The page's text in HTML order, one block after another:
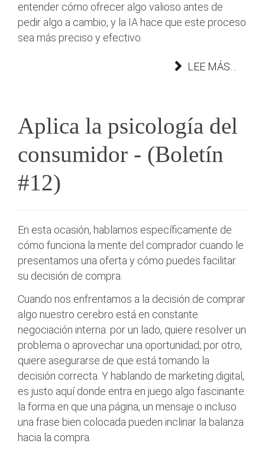
entender cómo ofrecer algo valioso antes de
pedir algo a cambio, y la IA hace que este proceso
sea más preciso y efectivo.
LEE MÁS…
Aplica la psicología del
consumidor - (Boletín
#12)
En esta ocasión, hablamos específicamente de
cómo funciona la mente del comprador cuando le
presentamos una oferta y cómo puedes facilitar
su decisión de compra.
Cuando nos enfrentamos a la decisión de comprar
algo nuestro cerebro está en constante
negociación interna: por un lado, quiere resolver un
problema o aprovechar una oportunidad; por otro,
quiere asegurarse de que está tomando la
decisión correcta. Y hablando de marketing digital,
es justo aquí donde entra en juego algo fascinante:
la forma en que una página, un mensaje o incluso
una frase bien colocada pueden inclinar la balanza
hacia la compra.